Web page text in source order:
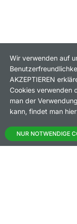
HÄUFIG GESUCHT:
HANDELSZEIT MO-
Wir verwenden auf
AKZEPTIEREN
Cookies verwenden
man der
kann, findet man
NUR NOTWENDIGE